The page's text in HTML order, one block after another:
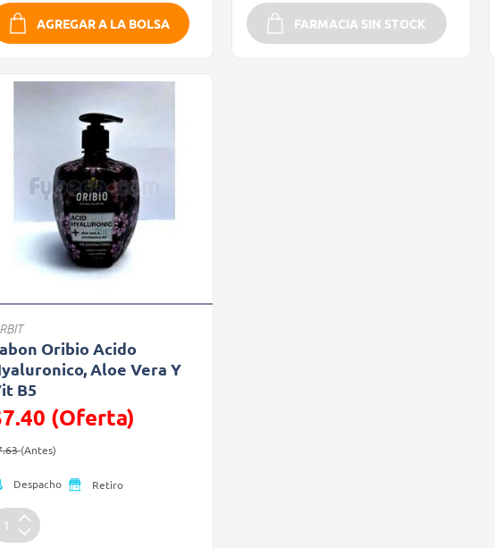
AGREGAR A LA BOLSA FARMACIA SIN STOCK
Oribio Acido
Aloe Vera Y
B5
(Oferta)
reducido de
(Antes)
Despacho Retiro